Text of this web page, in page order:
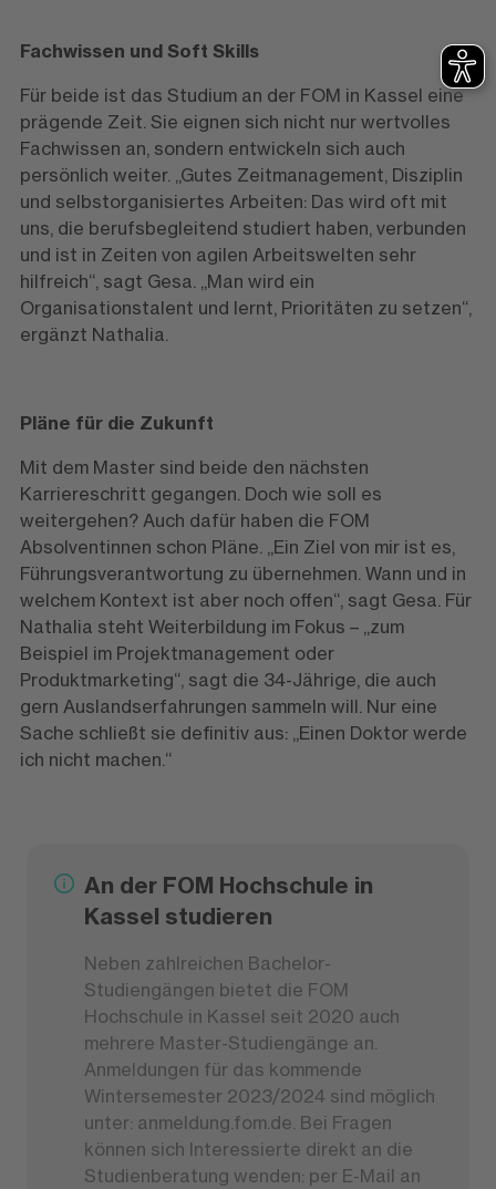
Fachwissen und Soft Skills
Für beide ist das Studium an der FOM in Kassel eine
prägende Zeit. Sie eignen sich nicht nur wertvolles
Fachwissen an, sondern entwickeln sich auch
persönlich weiter. „Gutes Zeitmanagement, Disziplin
und selbstorganisiertes Arbeiten: Das wird oft mit
uns, die berufsbegleitend studiert haben, verbunden
und ist in Zeiten von agilen Arbeitswelten sehr
hilfreich“, sagt Gesa. „Man wird ein
Organisationstalent und lernt, Prioritäten zu setzen“,
ergänzt Nathalia.
Pläne für die Zukunft
Mit dem Master sind beide den nächsten
Karriereschritt gegangen. Doch wie soll es
weitergehen? Auch dafür haben die FOM
Absolventinnen schon Pläne. „Ein Ziel von mir ist es,
Führungsverantwortung zu übernehmen. Wann und in
welchem Kontext ist aber noch offen“, sagt Gesa. Für
Nathalia steht Weiterbildung im Fokus – „zum
Beispiel im Projektmanagement oder
Produktmarketing“, sagt die 34-Jährige, die auch
gern Auslandserfahrungen sammeln will. Nur eine
Sache schließt sie definitiv aus: „Einen Doktor werde
ich nicht machen.“
An der FOM Hochschule in
Kassel studieren
Neben zahlreichen Bachelor-
Studiengängen bietet die FOM
Hochschule in Kassel seit 2020 auch
mehrere Master-Studiengänge an.
Anmeldungen für das kommende
Wintersemester 2023/2024 sind möglich
unter: anmeldung.fom.de. Bei Fragen
können sich Interessierte direkt an die
Studienberatung wenden: per E-Mail an